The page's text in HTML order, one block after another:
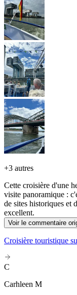
+3 autres
Cette croisière d'une
visite panoramique :
de sites historiques et
excellent.
Voir le commentaire
Croisière touristique
C
Carhleen M